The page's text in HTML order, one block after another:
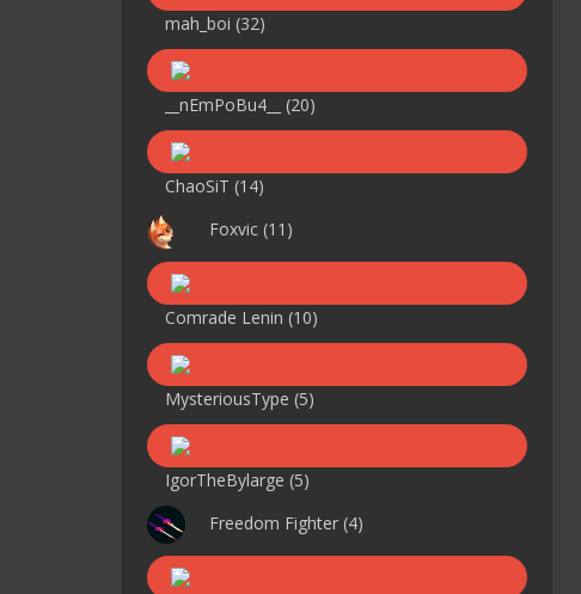
mah_boi (32)
__nEmPoBu4__ (20)
ChaoSiT (14)
Foxvic (11)
Comrade Lenin (10)
MysteriousType (5)
IgorTheBylarge (5)
Freedom Fighter (4)